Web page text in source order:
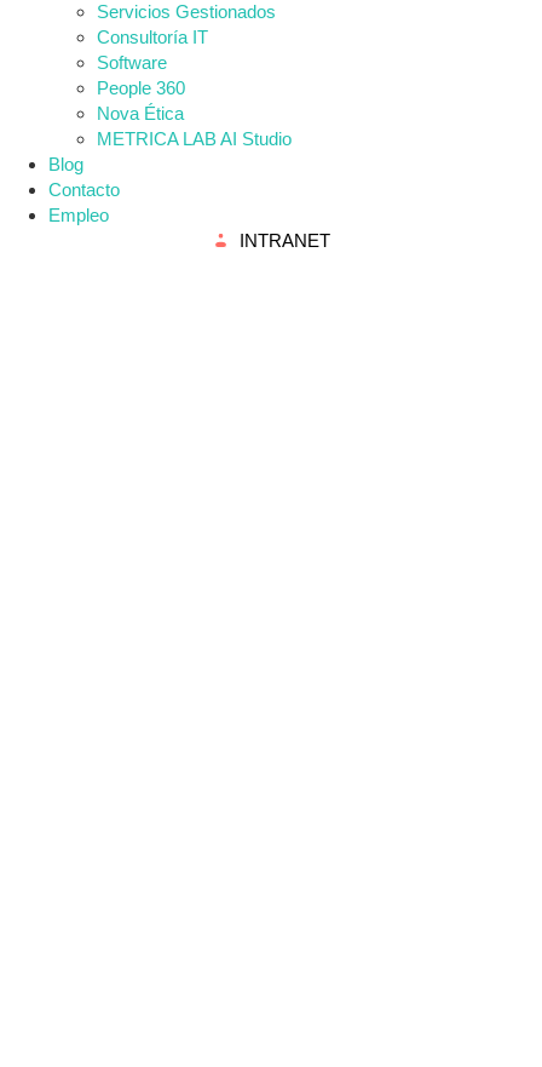
Servicios Gestionados
Consultoría IT
Software
People 360
Nova Ética
METRICA LAB AI Studio
Blog
Contacto
Empleo
INTRANET